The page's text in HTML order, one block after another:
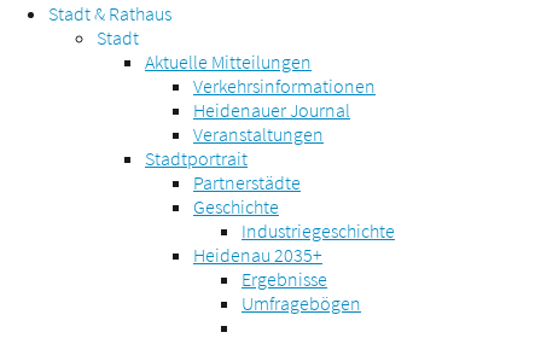
Stadt & Rathaus
Stadt
Aktuelle Mitteilungen
Verkehrsinformationen
Heidenauer Journal
Veranstaltungen
Stadtportrait
Partnerstädte
Geschichte
Industriegeschichte
Heidenau 2035+
Ergebnisse
Umfragebögen